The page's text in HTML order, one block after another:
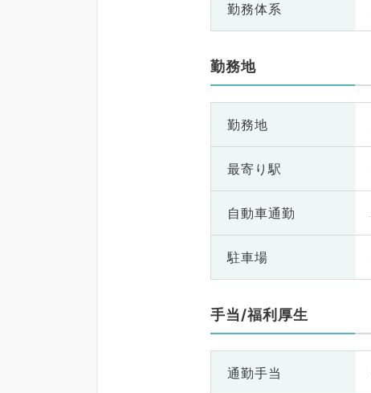
勤務体系
勤務地
勤務地
最寄り駅
自動車通勤
駐車場
手当/福利厚生
通勤手当